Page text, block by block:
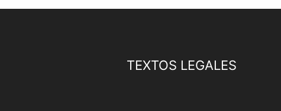
TEXTOS LEGALES